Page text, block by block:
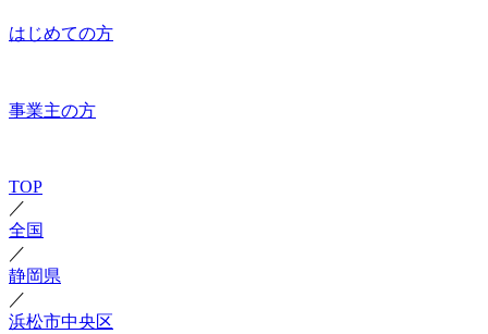
はじめての方
事業主の方
TOP
／
全国
／
静岡県
／
浜松市中央区